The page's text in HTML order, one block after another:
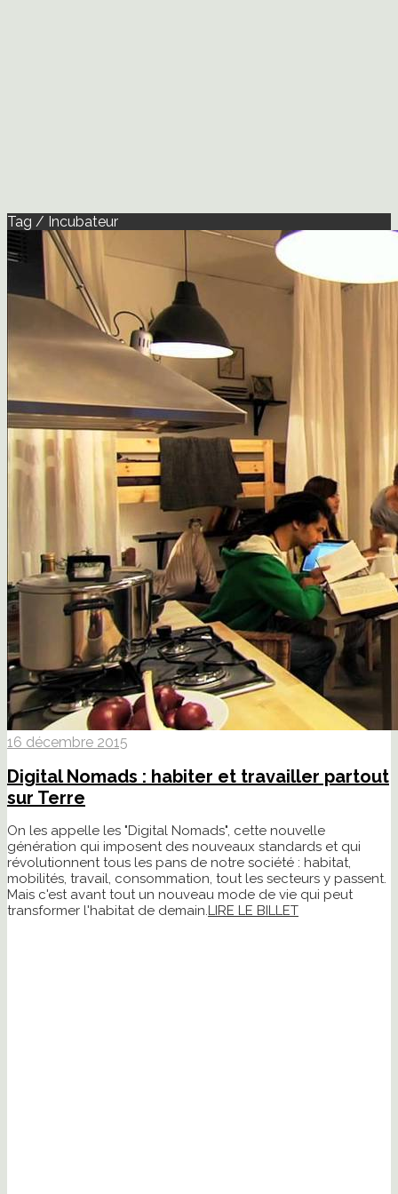
Tag / Incubateur
16 décembre 2015
Digital Nomads : habiter et travailler partout
sur Terre
On les appelle les "Digital Nomads", cette nouvelle
génération qui imposent des nouveaux standards et qui
révolutionnent tous les pans de notre société : habitat,
mobilités, travail, consommation, tout les secteurs y passent.
Mais c'est avant tout un nouveau mode de vie qui peut
transformer l'habitat de demain.LIRE LE BILLET